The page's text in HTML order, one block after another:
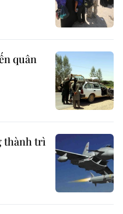
quân
thành trì